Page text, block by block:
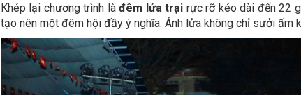
Khép lại chương trình làđêm lửa trại rực rỡ kéo dài đến 22
tạo nên một đêm hội đầy ý nghĩa. Ánh lửa không chỉ sưởi ấm